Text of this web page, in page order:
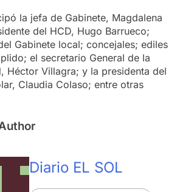
la jefa de Gabinete, Magdalena
del HCD, Hugo Barrueco;
Gabinete local; concejales; ediles
el secretario General de la
Héctor Villagra; y la presidenta del
Claudia Colaso; entre otras
Diario EL SOL